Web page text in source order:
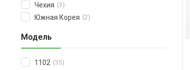
Чехия (3)
Южная Корея (2)
Модель
1102 (35)